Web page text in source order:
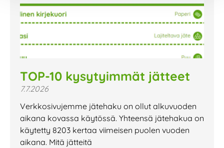
TOP-10 kysytyimmät jätteet
7.7.2026
Verkkosivujemme jätehaku on ollut alkuvuoden
aikana kovassa käytössä. Yhteensä jätehakua on
käytetty 8203 kertaa viimeisen puolen vuoden
aikana. Mitä jätteitä